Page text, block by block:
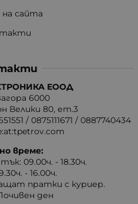
сайта
ЕООД
6000
Велики 80, ет.3
/ 0875111671 / 0887740434
време:
09.00ч. - 18.30ч.
- 16.00ч.
пратки с куриер.
ден